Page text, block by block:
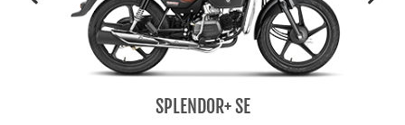
SPLENDOR+ SE